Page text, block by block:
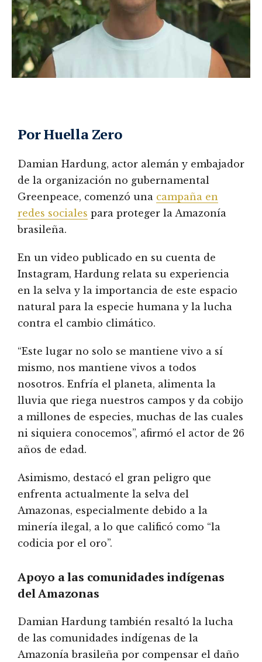
Por Huella Zero
Damian Hardung, actor alemán y embajador
de la organización no gubernamental
Greenpeace, comenzó una campaña en
redes sociales para proteger la Amazonía
brasileña.
En un video publicado en su cuenta de
Instagram, Hardung relata su experiencia
en la selva y la importancia de este espacio
natural para la especie humana y la lucha
contra el cambio climático.
“Este lugar no solo se mantiene vivo a sí
mismo, nos mantiene vivos a todos
nosotros. Enfría el planeta, alimenta la
lluvia que riega nuestros campos y da cobijo
a millones de especies, muchas de las cuales
ni siquiera conocemos”, afirmó el actor de 26
años de edad.
Asimismo, destacó el gran peligro que
enfrenta actualmente la selva del
Amazonas, especialmente debido a la
minería ilegal, a lo que calificó como “la
codicia por el oro”.
Apoyo a las comunidades indígenas
del Amazonas
Damian Hardung también resaltó la lucha
de las comunidades indígenas de la
Amazonía brasileña por compensar el daño